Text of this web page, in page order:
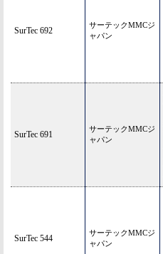
SurTec 692
サーテックMMCジ
ャパン
SurTec 691
サーテックMMCジ
ャパン
SurTec 544
サーテックMMCジ
ャパン